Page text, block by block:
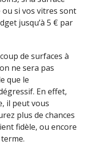
si vos vitres sont
jusqu’à 5 € par
de surfaces à
ne sera pas
que le
En effet,
il peut vous
plus de chances
fidèle, ou encore